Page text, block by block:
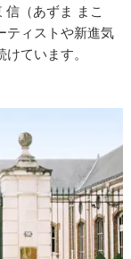
（あずま まこ
ティストや新進気
ています。